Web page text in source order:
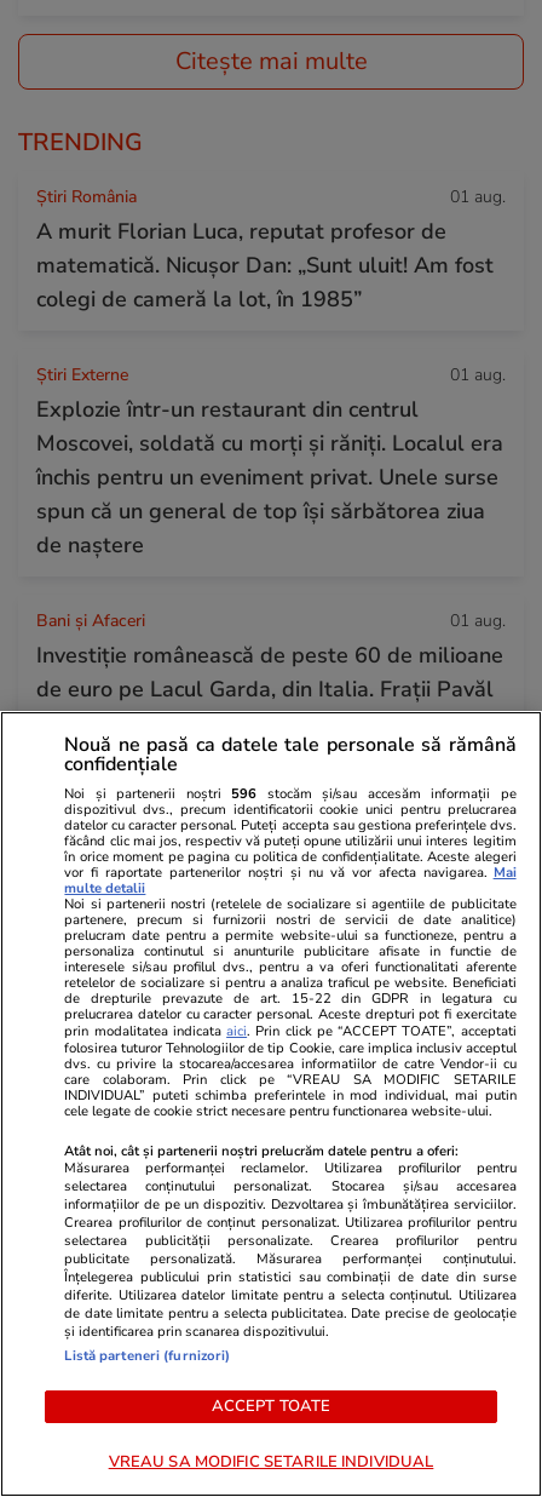
Citește mai multe
TRENDING
Știri România 01 aug.
A murit Florian Luca, reputat profesor de
matematică. Nicușor Dan: „Sunt uluit! Am fost
colegi de cameră la lot, în 1985”
Știri Externe 01 aug.
Explozie într-un restaurant din centrul
Moscovei, soldată cu morți și răniți. Localul era
închis pentru un eveniment privat. Unele surse
spun că un general de top își sărbătorea ziua
de naștere
Bani și Afaceri 01 aug.
Investiție românească de peste 60 de milioane
de euro pe Lacul Garda, din Italia. Frații Pavăl
redeschid în 2027 un hotel istoric sub brandul
Hilton
Horoscop 31 iul.
Horoscop Urania | Previziuni astrologice pentru
perioada 1 – 7 august 2026. Venus va intra în
zodia Balanței
Horoscop 01 aug.
Horoscop 2 august 2026. Leii
sunt printre cei conștienți de
faptul că propria dispoziție este
propria creație și ar fi bine să
cerceteze problema
Vacanțe și
Însoțitorii
îmbarcare:
lucru”
Nouă ne pasă ca datele tale personale să rămână
confidențiale
Noi și partenerii noștri 596 stocăm și/sau accesăm informații pe
dispozitivul dvs., precum identificatorii cookie unici pentru prelucrarea
datelor cu caracter personal. Puteți accepta sau gestiona preferințele dvs.
făcând clic mai jos, respectiv vă puteți opune utilizării unui interes legitim
în orice moment pe pagina cu politica de confidențialitate. Aceste alegeri
vor fi raportate partenerilor noștri și nu vă vor afecta navigarea. Mai
multe detalii
Noi si partenerii nostri (retelele de socializare si agentiile de publicitate
partenere, precum si furnizorii nostri de servicii de date analitice)
prelucram date pentru a permite website-ului sa functioneze, pentru a
personaliza continutul si anunturile publicitare afisate in functie de
interesele si/sau profilul dvs., pentru a va oferi functionalitati aferente
retelelor de socializare si pentru a analiza traficul pe website. Beneficiati
de drepturile prevazute de art. 15-22 din GDPR in legatura cu
prelucrarea datelor cu caracter personal. Aceste drepturi pot fi exercitate
prin modalitatea indicataaici. Prin click pe “ACCEPT TOATE”, acceptati
folosirea tuturor Tehnologiilor de tip Cookie, care implica inclusiv acceptul
dvs. cu privire la stocarea/accesarea informatiilor de catre Vendor-ii cu
care colaboram. Prin click pe “VREAU SA MODIFIC SETARILE
INDIVIDUAL” puteti schimba preferintele in mod individual, mai putin
cele legate de cookie strict necesare pentru functionarea website-ului.
Atât noi, cât și partenerii noștri prelucrăm datele pentru a oferi:
Măsurarea performanței reclamelor. Utilizarea profilurilor pentru
selectarea conținutului personalizat. Stocarea și/sau accesarea
informațiilor de pe un dispozitiv. Dezvoltarea și îmbunătățirea serviciilor.
Crearea profilurilor de conținut personalizat. Utilizarea profilurilor pentru
selectarea publicității personalizate. Crearea profilurilor pentru
publicitate personalizată. Măsurarea performanței conținutului.
Înțelegerea publicului prin statistici sau combinații de date din surse
diferite. Utilizarea datelor limitate pentru a selecta conținutul. Utilizarea
de date limitate pentru a selecta publicitatea. Date precise de geolocație
și identificarea prin scanarea dispozitivului.
Listă parteneri (furnizori)
ACCEPT TOATE
VREAU SA MODIFIC SETARILE INDIVIDUAL